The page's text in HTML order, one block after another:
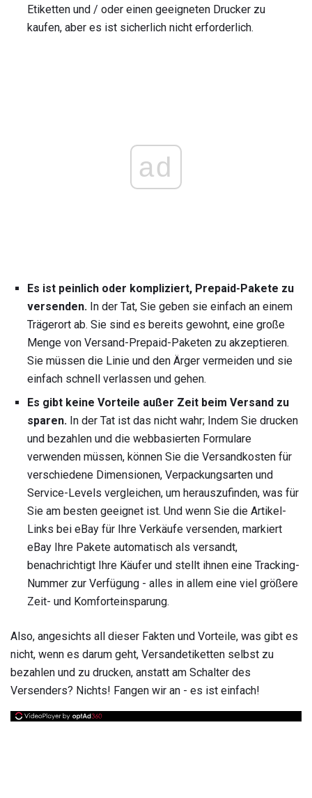
Etiketten und / oder einen geeigneten Drucker zu
kaufen, aber es ist sicherlich nicht erforderlich.
ad
Es ist peinlich oder kompliziert, Prepaid-Pakete zu
versenden. In der Tat, Sie geben sie einfach an einem
Trägerort ab. Sie sind es bereits gewohnt, eine große
Menge von Versand-Prepaid-Paketen zu akzeptieren.
Sie müssen die Linie und den Ärger vermeiden und sie
einfach schnell verlassen und gehen.
Es gibt keine Vorteile außer Zeit beim Versand zu
sparen. In der Tat ist das nicht wahr; Indem Sie drucken
und bezahlen und die webbasierten Formulare
verwenden müssen, können Sie die Versandkosten für
verschiedene Dimensionen, Verpackungsarten und
Service-Levels vergleichen, um herauszufinden, was für
Sie am besten geeignet ist. Und wenn Sie die Artikel-
Links bei eBay für Ihre Verkäufe versenden, markiert
eBay Ihre Pakete automatisch als versandt,
benachrichtigt Ihre Käufer und stellt ihnen eine Tracking-
Nummer zur Verfügung - alles in allem eine viel größere
Zeit- und Komforteinsparung.
Also, angesichts all dieser Fakten und Vorteile, was gibt es
nicht, wenn es darum geht, Versandetiketten selbst zu
bezahlen und zu drucken, anstatt am Schalter des
Versenders? Nichts! Fangen wir an - es ist einfach!